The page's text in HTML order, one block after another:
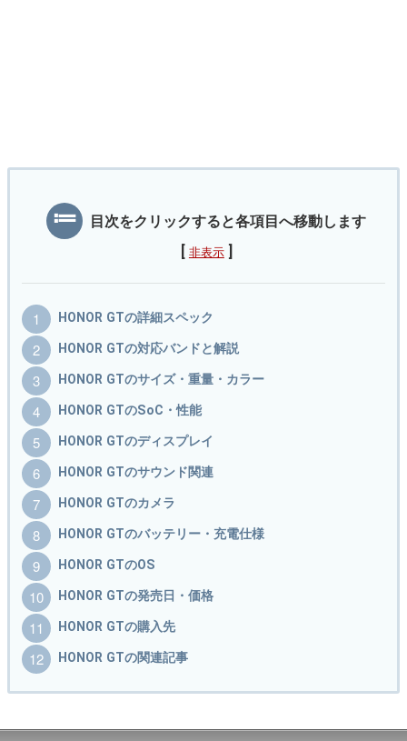
目次をクリックすると各項目へ移動します
非表示
HONOR GTの詳細スペック
HONOR GTの対応バンドと解説
HONOR GTのサイズ・重量・カラー
HONOR GTのSoC・性能
HONOR GTのディスプレイ
HONOR GTのサウンド関連
HONOR GTのカメラ
HONOR GTのバッテリー・充電仕様
HONOR GTのOS
HONOR GTの発売日・価格
HONOR GTの購入先
HONOR GTの関連記事